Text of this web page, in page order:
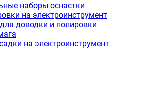
наборы оснастки
на электроинструмент
доводки и полировки
на электроинструмент